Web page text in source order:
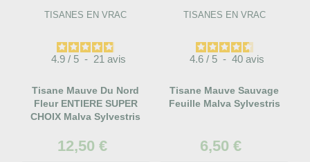
TISANES EN VRAC
4.9 / 5 - 21 avis
Tisane Mauve Du Nord
Fleur ENTIERE SUPER
CHOIX Malva Sylvestris
12,50 €
TISANES EN VRAC
4.6 / 5 - 40avis
Tisane Mauve Sauvage
Feuille Malva Sylvestris
6,50 €